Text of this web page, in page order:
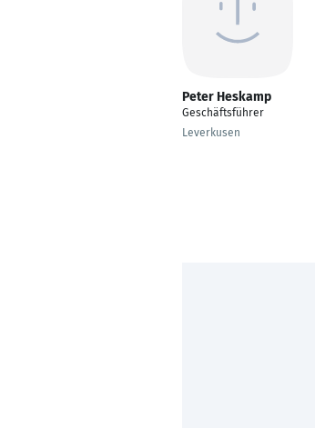
Peter Heskamp
Geschäftsführer
Leverkusen